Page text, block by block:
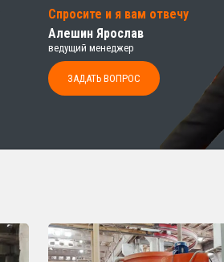
Спросите и я вам отвечу
Алешин Ярослав
ведущий менеджер
ЗАДАТЬ ВОПРОС